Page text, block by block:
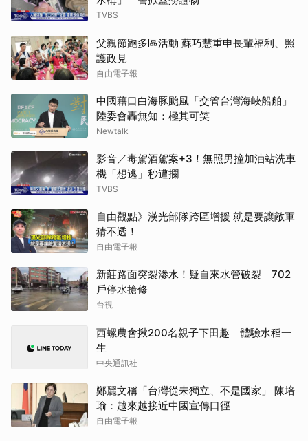
TVBS
父親節跑多區活動 蘇巧慧重申長輩福利、照
護政見
自由電子報
中國藉口白海豚颱風「交管台灣海峽船舶」
陸委會轟無知：極其可笑
Newtalk
影音／毒駕酒駕案+3！無照男撞加油站洗車
機「想逃」秒遭攔
TVBS
自由觀點》漢光部隊跨區增援 就是要讓敵軍
猜不透！
自由電子報
新莊路面突裂滲水！疑自來水管破裂 702
戶停水搶修
台視
西螺農會揪200名親子下田趣 體驗水稻一
生
中央通訊社
鄭麗文稱「台灣從未獨立、不是國家」 陳培
瑜：越來越接近中國宣傳口徑
自由電子報